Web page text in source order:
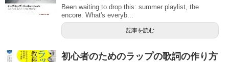
Been waiting to drop this: summer playlist, the
encore. What's everyb...
記事を読む
初心者のためのラップの歌詞の作り方